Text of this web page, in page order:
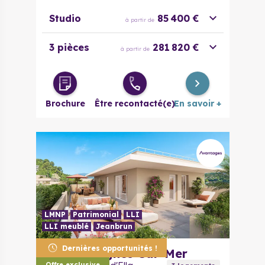
Studio à partir de 85 400 €
3 pièces à partir de 281 820 €
Brochure Être recontacté(e)En savoir +
Dernières opportunités !
LMNP Patrimonial
LLI
LLI meublé
Jeanbrun
06800 Cagnes-Sur-Mer